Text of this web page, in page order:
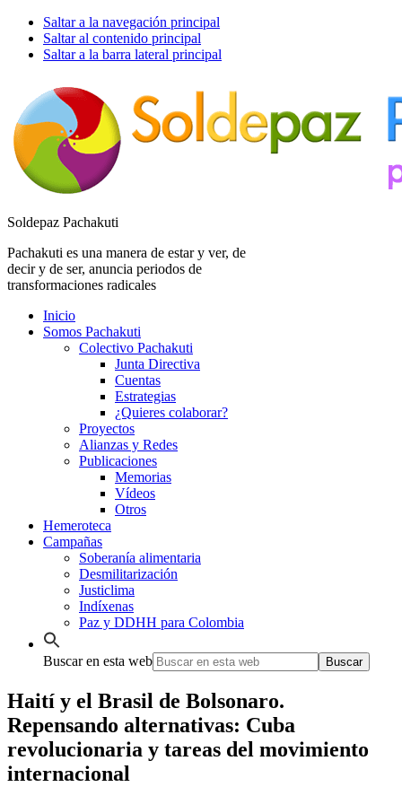
Saltar a la navegación principal
Saltar al contenido principal
Saltar a la barra lateral principal
Soldepaz Pachakuti
Pachakuti es una manera de estar y ver, de
decir y de ser, anuncia periodos de
transformaciones radicales
Inicio
Somos Pachakuti
Colectivo Pachakuti
Junta Directiva
Cuentas
Estrategias
¿Quieres colaborar?
Proyectos
Alianzas y Redes
Publicaciones
Memorias
Vídeos
Otros
Hemeroteca
Campañas
Soberanía alimentaria
Desmilitarización
Justiclima
Indíxenas
Paz y DDHH para Colombia
Buscar en esta web
Haití y el Brasil de Bolsonaro.
Repensando alternativas: Cuba
revolucionaria y tareas del movimiento
internacional